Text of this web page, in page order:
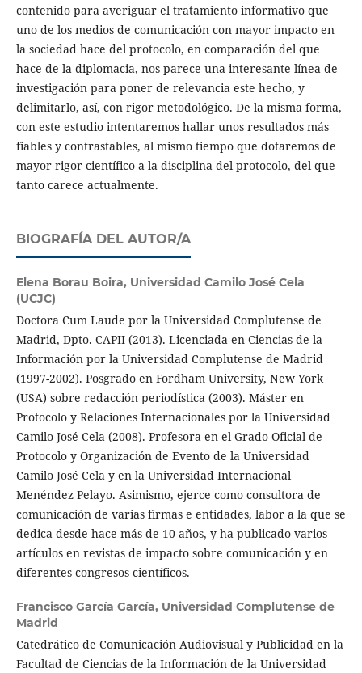
contenido para averiguar el tratamiento informativo que
uno de los medios de comunicación con mayor impacto en
la sociedad hace del protocolo, en comparación del que
hace de la diplomacia, nos parece una interesante línea de
investigación para poner de relevancia este hecho, y
delimitarlo, así, con rigor metodológico. De la misma forma,
con este estudio intentaremos hallar unos resultados más
fiables y contrastables, al mismo tiempo que dotaremos de
mayor rigor científico a la disciplina del protocolo, del que
tanto carece actualmente.
BIOGRAFÍA DEL AUTOR/A
Elena Borau Boira, Universidad Camilo José Cela
(UCJC)
Doctora Cum Laude por la Universidad Complutense de
Madrid, Dpto. CAPII (2013). Licenciada en Ciencias de la
Información por la Universidad Complutense de Madrid
(1997-2002). Posgrado en Fordham University, New York
(USA) sobre redacción periodística (2003). Máster en
Protocolo y Relaciones Internacionales por la Universidad
Camilo José Cela (2008). Profesora en el Grado Oficial de
Protocolo y Organización de Evento de la Universidad
Camilo José Cela y en la Universidad Internacional
Menéndez Pelayo. Asimismo, ejerce como consultora de
comunicación de varias firmas e entidades, labor a la que se
dedica desde hace más de 10 años, y ha publicado varios
artículos en revistas de impacto sobre comunicación y en
diferentes congresos científicos.
Francisco García García, Universidad Complutense de
Madrid
Catedrático de Comunicación Audiovisual y Publicidad en la
Facultad de Ciencias de la Información de la Universidad